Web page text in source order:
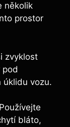
několik
prostor
zvyklost
úklidu vozu.
Používejte
bláto,